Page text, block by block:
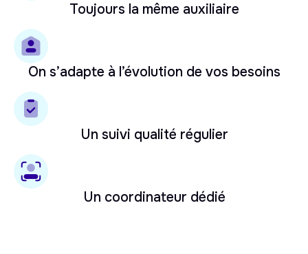
Toujours la même auxiliaire
On s’adapte à l’évolution de vos besoins
Un suivi qualité régulier
Un coordinateur dédié